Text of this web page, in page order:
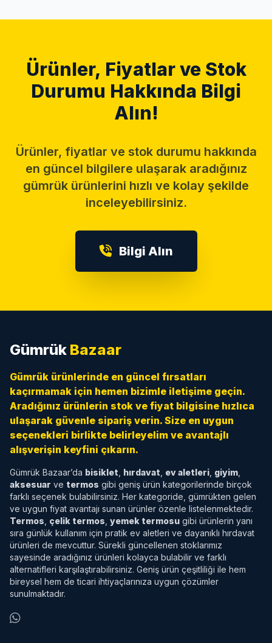
Ürünler, Fiyatlar ve Stok
Durumu Hakkında Bilgi
Alın!
Ürünler, fiyatlar ve stok durumu hakkında
en güncel bilgilere ulaşarak aradığınız
gümrük ürünlerini hızlı ve kolay şekilde
inceleyebilirsiniz.
Bilgi Alın
Gümrük Bazaar
Gümrük ürünlerinde en güncel fırsatları
kaçırmamak için hemen bizimle iletişime geçin.
Aradığınız ürünlerin stok ve fiyat bilgisine hızlıca
ulaşarak güvenle sipariş verin. Size en uygun
seçenekleri birlikte belirleyelim ve avantajlı
alışverişin keyfini çıkarın.
Gümrük Bazaar’da bisiklet hırdavat ev aletleri giyim
aksesuar ve termos gibi geniş ürün kategorilerinde birçok
farklı seçenek bulabilirsiniz. Her kategoride, gümrükten gelen
ve uygun fiyat avantajı sunan ürünler özenle listelenmektedir.
Termos çelik termos yemek termosu gibi ürünlerin yanı
sıra günlük kullanım için pratik ev aletleri ve dayanıklı hırdavat
ürünleri de mevcuttur. Sürekli güncellenen stoklarımız
sayesinde aradığınız ürünleri kolayca bulabilir ve farklı
alternatifleri karşılaştırabilirsiniz. Geniş ürün çeşitliliği ile hem
bireysel hem de ticari ihtiyaçlarınıza uygun çözümler
sunulmaktadır.